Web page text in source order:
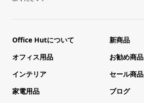
Office Hutについて
オフィス用品
インテリア
家電用品
新商品
お勧め商品
セール商品
ブログ